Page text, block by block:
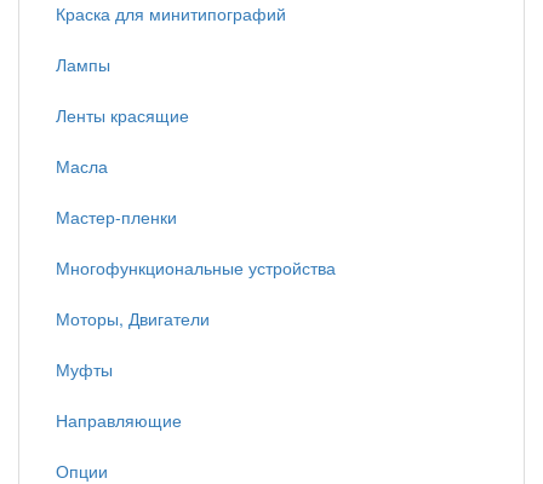
Краска для минитипографий
Лампы
Ленты красящие
Масла
Мастер-пленки
Многофункциональные устройства
Моторы, Двигатели
Муфты
Направляющие
Опции